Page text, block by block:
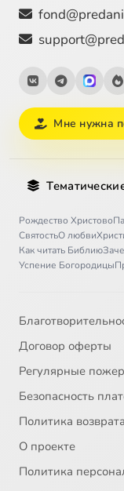
Мне нужна
Рождество Христово
СвятостьО любви
Как читать Библию
Успение Богородицы
Договор оферты
Регулярные
Безопасность
Политика возврата
О проекте
Политика